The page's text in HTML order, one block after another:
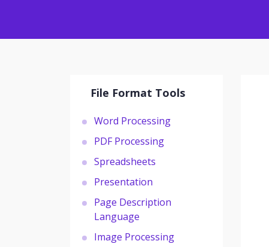
File Format Tools
Word Processing
PDF Processing
Spreadsheets
Presentation
Page Description
Language
Image Processing